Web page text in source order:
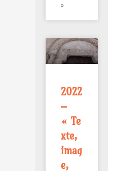
»
2022
–
« Te
xte,
imag
e,